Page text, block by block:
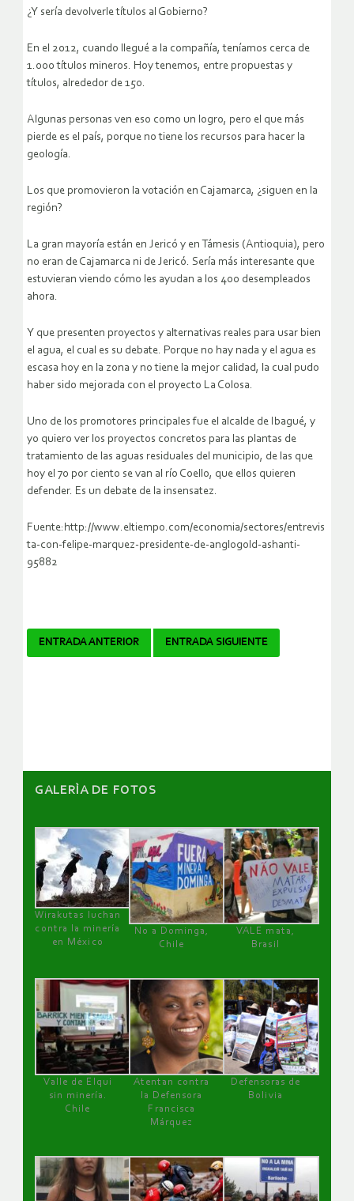
¿Y sería devolverle títulos al Gobierno?
En el 2012, cuando llegué a la compañía, teníamos cerca de
1.000 títulos mineros. Hoy tenemos, entre propuestas y
títulos, alrededor de 150.
Algunas personas ven eso como un logro, pero el que más
pierde es el país, porque no tiene los recursos para hacer la
geología.
Los que promovieron la votación en Cajamarca, ¿siguen en la
región?
La gran mayoría están en Jericó y en Támesis (Antioquia), pero
no eran de Cajamarca ni de Jericó. Sería más interesante que
estuvieran viendo cómo les ayudan a los 400 desempleados
ahora.
Y que presenten proyectos y alternativas reales para usar bien
el agua, el cual es su debate. Porque no hay nada y el agua es
escasa hoy en la zona y no tiene la mejor calidad, la cual pudo
haber sido mejorada con el proyecto La Colosa.
Uno de los promotores principales fue el alcalde de Ibagué, y
yo quiero ver los proyectos concretos para las plantas de
tratamiento de las aguas residuales del municipio, de las que
hoy el 70 por ciento se van al río Coello, que ellos quieren
defender. Es un debate de la insensatez.
Fuente:http://www.eltiempo.com/economia/sectores/entrevis
ta-con-felipe-marquez-presidente-de-anglogold-ashanti-
95882
Navegador
ENTRADA ANTERIOR ENTRADA SIGUIENTE
GALERÌA DE FOTOS
Wirakutas luchan
contra la minería
en México
No a Dominga,
Chile
VALE mata,
Brasil
Valle de Elqui
sin minería.
Chile
Atentan contra
la Defensora
Francisca
Márquez
Defensoras de
Bolivia